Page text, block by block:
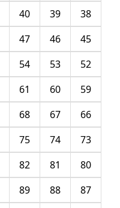
38
39
40
45
46
47
52
53
54
59
60
61
66
67
68
73
74
75
80
81
82
87
88
89